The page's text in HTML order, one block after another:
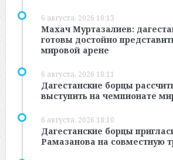
6 августа, 2026 18:13
Махач Муртазалиев:
готовы достойно
мировой арене
6 августа, 2026 18:11
Дагестанские борцы
выступить на чемпионате
6 августа, 2026 18:10
Дагестанские борцы
Рамазанова на совместную